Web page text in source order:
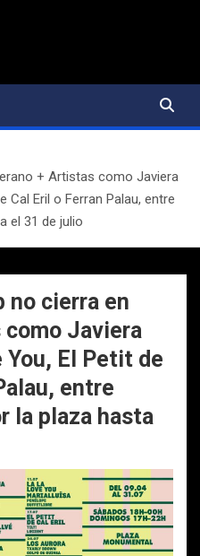
+ Artistas como Javiera
Cal Eril o Ferran Palau, entre
el 31 de julio
no cierra en
Javiera
You, El Petit de
entre
la plaza hasta